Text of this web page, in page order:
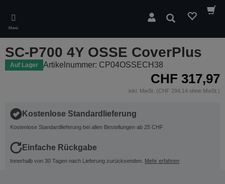
main
content
Menü
Suchen
SC-P700 4Y OSSE CoverPlus
Auf Lager Artikelnummer: CP04OSSECH38
CHF 317,97
inkl. MwSt. (CHF 294,14 ohne MwSt.)
Kostenlose Standardlieferung
Kostenlose Standardlieferung bei allen Bestellungen ab 25 CHF
Einfache Rückgabe
Innerhalb von 30 Tagen nach Lieferung zurücksenden. Mehr erfahren